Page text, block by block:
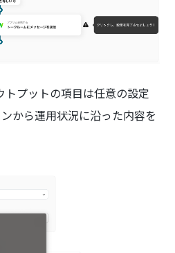
プットの項目は任意の設定
から運用状況に沿った内容を